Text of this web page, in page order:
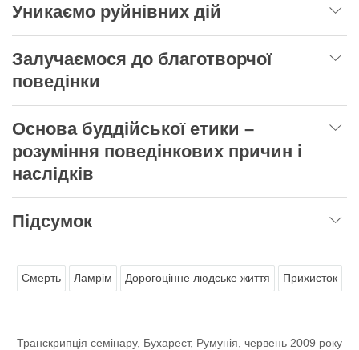
Уникаємо руйнівних дій
Залучаємося до благотворчої
поведінки
Основа буддійської етики –
розуміння поведінкових причин і
наслідків
Підсумок
Смерть Ламрім Дорогоцінне людське життя Прихисток
Транскрипція семінару, Бухарест, Румунія, червень 2009 року